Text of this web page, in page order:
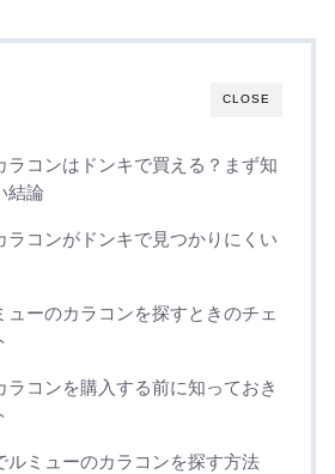
CLOSE
ラコンはドンキで買える？まず知
結論
ラコンがドンキで見つかりにくい
ューのカラコンを探すときのチェ
ラコンを購入する前に知っておき
ルミューのカラコンを探す方法